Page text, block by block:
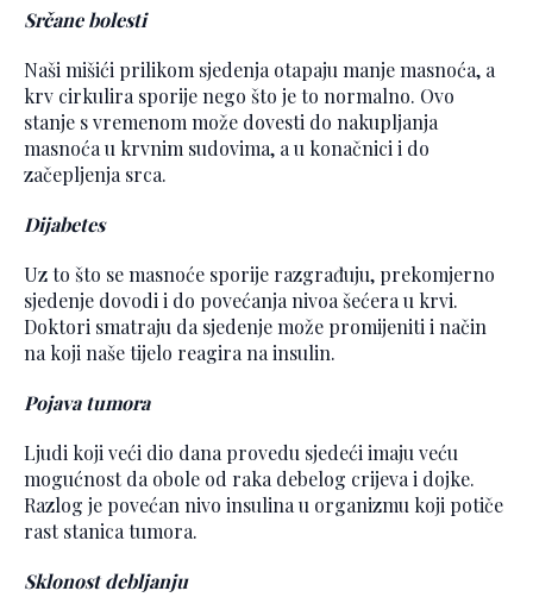
Srčane bolesti
Naši mišići prilikom sjedenja otapaju manje masnoća, a
krv cirkulira sporije nego što je to normalno. Ovo
stanje s vremenom može dovesti do nakupljanja
masnoća u krvnim sudovima, a u konačnici i do
začepljenja srca.
Dijabetes
Uz to što se masnoće sporije razgrađuju, prekomjerno
sjedenje dovodi i do povećanja nivoa šećera u krvi.
Doktori smatraju da sjedenje može promijeniti i način
na koji naše tijelo reagira na insulin.
Pojava tumora
Ljudi koji veći dio dana provedu sjedeći imaju veću
mogućnost da obole od raka debelog crijeva i dojke.
Razlog je povećan nivo insulina u organizmu koji potiče
rast stanica tumora.
Sklonost debljanju